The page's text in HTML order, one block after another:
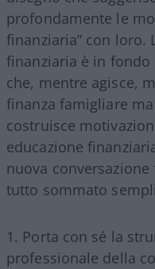
profondamente le
finanziaria” con loro.
finanziaria è in
che, mentre agisce,
finanza famigliare
costruisce
educazione
nuova
tutto sommato
Porta con sé la
professionale della